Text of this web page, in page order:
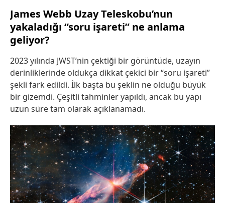
James Webb Uzay Teleskobu’nun
yakaladığı “soru işareti” ne anlama
geliyor?
2023 yılında JWST’nin çektiği bir görüntüde, uzayın
derinliklerinde oldukça dikkat çekici bir “soru işareti”
şekli fark edildi. İlk başta bu şeklin ne olduğu büyük
bir gizemdi. Çeşitli tahminler yapıldı, ancak bu yapı
uzun süre tam olarak açıklanamadı.